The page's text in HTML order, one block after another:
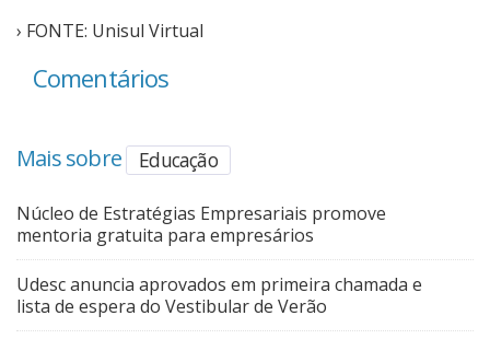
› FONTE: Unisul Virtual
Comentários
Mais sobre Educação
Núcleo de Estratégias Empresariais promove
mentoria gratuita para empresários
Udesc anuncia aprovados em primeira chamada e
lista de espera do Vestibular de Verão